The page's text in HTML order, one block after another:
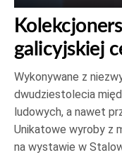
galicyjskiej
Wykonywane z
dwudziestolecia
ludowych, a nawet
Unikatowe wyroby z
na wystawie w